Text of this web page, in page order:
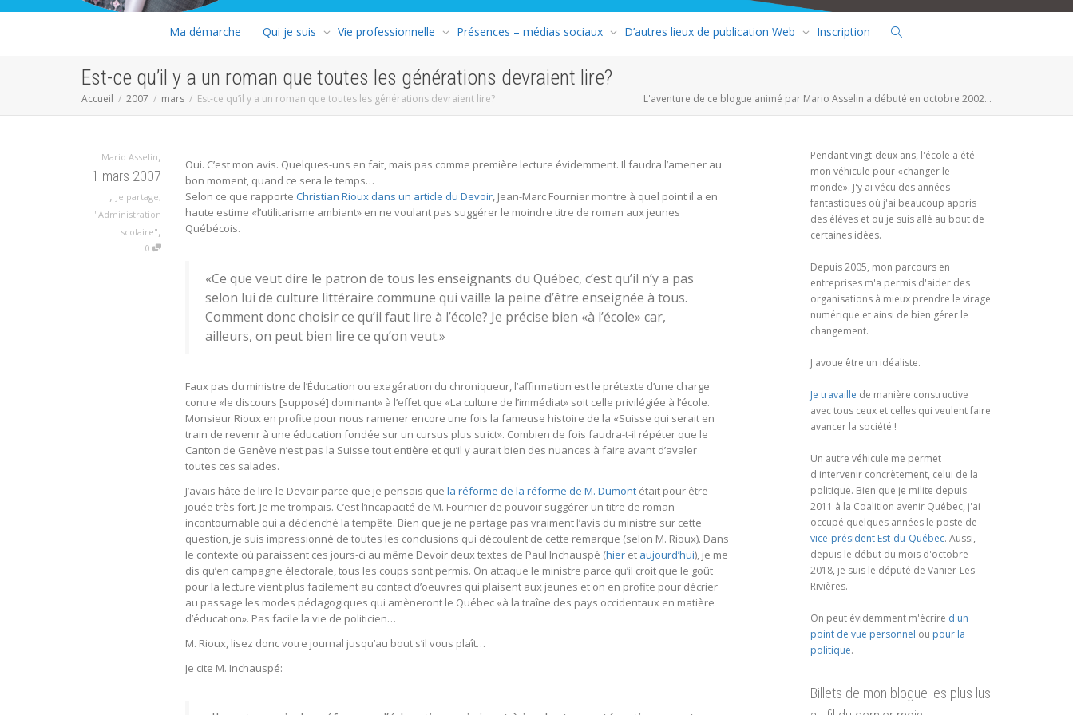
Ma démarche Qui je suis Vie professionnelle Présences – médias sociaux D’autres lieux de publication Web Inscription
Est-ce qu’il y a un roman que toutes les générations devraient lire?
Accueil 2007 mars Est-ce qu’il y a un roman que toutes les générations devraient lire? L'aventure de ce blogue animé par Mario Asselin a débuté en octobre 2002...
Mario Asselin,
1 mars 2007
, Je partage,
"Administration
scolaire",
0
Oui. C’est mon avis. Quelques-uns en fait, mais pas comme première lecture évidemment. Il faudra l’amener au
bon moment, quand ce sera le temps…
Selon ce que rapporte Christian Rioux dans un article du Devoir, Jean-Marc Fournier montre à quel point il a en
haute estime «l’utilitarisme ambiant» en ne voulant pas suggérer le moindre titre de roman aux jeunes
Québécois.
«Ce que veut dire le patron de tous les enseignants du Québec, c’est qu’il n’y a pas
selon lui de culture littéraire commune qui vaille la peine d’être enseignée à tous.
Comment donc choisir ce qu’il faut lire à l’école? Je précise bien «à l’école» car,
ailleurs, on peut bien lire ce qu’on veut.»
Faux pas du ministre de l’Éducation ou exagération du chroniqueur, l’affirmation est le prétexte d’une charge
contre «le discours [supposé] dominant» à l’effet que «La culture de l’immédiat» soit celle privilégiée à l’école.
Monsieur Rioux en profite pour nous ramener encore une fois la fameuse histoire de la «Suisse qui serait en
train de revenir à une éducation fondée sur un cursus plus strict». Combien de fois faudra-t-il répéter que le
Canton de Genève n’est pas la Suisse tout entière et qu’il y aurait bien des nuances à faire avant d’avaler
toutes ces salades.
J’avais hâte de lire le Devoir parce que je pensais que la réforme de la réforme de M. Dumont était pour être
jouée très fort. Je me trompais. C’est l’incapacité de M. Fournier de pouvoir suggérer un titre de roman
incontournable qui a déclenché la tempête. Bien que je ne partage pas vraiment l’avis du ministre sur cette
question, je suis impressionné de toutes les conclusions qui découlent de cette remarque (selon M. Rioux). Dans
le contexte où paraissent ces jours-ci au même Devoir deux textes de Paul Inchauspé (hier et aujourd’hui), je me
dis qu’en campagne électorale, tous les coups sont permis. On attaque le ministre parce qu’il croit que le goût
pour la lecture vient plus facilement au contact d’oeuvres qui plaisent aux jeunes et on en profite pour décrier
au passage les modes pédagogiques qui amèneront le Québec «à la traîne des pays occidentaux en matière
d’éducation». Pas facile la vie de politicien…
M. Rioux, lisez donc votre journal jusqu’au bout s’il vous plaît…
Je cite M. Inchauspé:
Pendant vingt-deux ans, l'école a été
mon véhicule pour «changer le
monde». J'y ai vécu des années
fantastiques où j'ai beaucoup appris
des élèves et où je suis allé au bout de
certaines idées.
Depuis 2005, mon parcours en
entreprises m'a permis d'aider des
organisations à mieux prendre le virage
numérique et ainsi de bien gérer le
changement.
J'avoue être un idéaliste.
Je travaille de manière constructive
avec tous ceux et celles qui veulent faire
avancer la société !
Un autre véhicule me permet
d'intervenir concrètement, celui de la
politique. Bien que je milite depuis
2011 à la Coalition avenir Québec, j'ai
occupé quelques années le poste de
vice-président Est-du-Québec. Aussi,
depuis le début du mois d'octobre
2018, je suis le député de Vanier-Les
Rivières.
On peut évidemment m'écrire d'un
point de vue personnel ou pour la
politique.
Billets de mon blogue les plus lus